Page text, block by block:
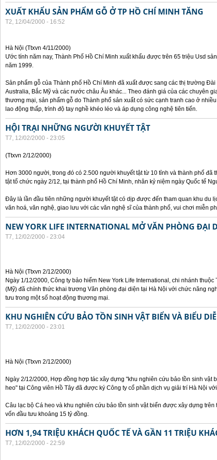
XUẤT KHẨU SẢN PHẨM GỖ Ở TP HỒ CHÍ MINH TĂNG
T2, 12/04/2000 - 16:52
Hà Nội (Ttxvn 4/11/2000)
Ước tính năm nay, Thành Phố Hồ Chí Minh xuất khẩu được trên 65 triệu Usd
năm 1999.
Sản phẩm gỗ của Thành phố Hồ Chí Minh đã xuất được sang các thị trường
Australia, Bắc Mỹ và các nước châu Âu khác... Theo đánh giá của các chuyên
thương mại, sản phẩm gỗ do Thành phố sản xuất có sức cạnh tranh cao ở
lao động thấp, trình độ tay nghề khéo léo và áp dụng công nghệ tiên tiến.
HỘI TRẠI NHỮNG NGƯỜI KHUYẾT TẬT
T7, 12/02/2000 - 23:05
(Ttxvn 2/12/2000)
Hơn 3000 người, trong đó có 2.500 người khuyết tật từ 10 tỉnh và thành phố đã
tật tổ chức ngày 2/12, tại thành phố Hồ Chí Minh, nhân kỷ niệm ngày Quốc tế
Đây là lần đầu tiên những người khuyết tật có dịp được đến tham quan khu du
văn hoá, văn nghệ, giao lưu với các văn nghệ sĩ của thành phố, vui chơi miễn
NEW YORK LIFE INTERNATIONAL MỞ VĂN PHÒNG ĐẠI
T7, 12/02/2000 - 23:04
Hà Nội (Ttxvn 2/12/2000)
Ngày 1/12/2000, Công ty bảo hiểm New York Life International, chi nhánh
(Mỹ) đã chính thức khai trương Văn phòng đại diện tại Hà Nội với chức năng
tưu trong một số hoạt động thương mại.
KHU NGHIÊN CỨU BẢO TỒN SINH VẬT BIỂN VÀ BIỂU
T7, 12/02/2000 - 23:01
Hà Nội (Ttxvn 2/12/2000)
Ngày 2/12/2000, Hợp đồng hợp tác xây dựng "khu nghiên cứu bảo tồn sinh vật
heo" tại Công viên Hồ Tây đã được ký Công ty cổ phần dịch vụ giải trí Hà Nội
Câu lạc bộ Cá heo và khu nghiên cứu bảo tồn sinh vật biển được xây dựng
vốn đầu tưu khoảng 15 tỷ đồng.
HƠN 1,94 TRIỆU KHÁCH QUỐC TẾ VÀ GẦN 11 TRIỆU
T7, 12/02/2000 - 22:59